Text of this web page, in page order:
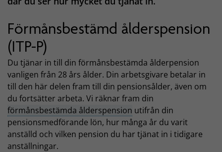
Förmånsbestämd ålderspension
(ITP-P)
Du tjänar in till din förmånsbestämda ålderpension
vanligen från 28 års ålder. Din arbetsgivare betalar in
till den här delen fram till din pensionsålder, även om
du fortsätter arbeta. Vi räknar fram din
förmånsbestämda ålderspension utifrån din
pensionsmedförande lön, hur många år du varit
anställd och vilken pension du har tjänat in i tidigare
anställningar.